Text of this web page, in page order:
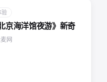
验
京海洋馆夜游》新奇
网